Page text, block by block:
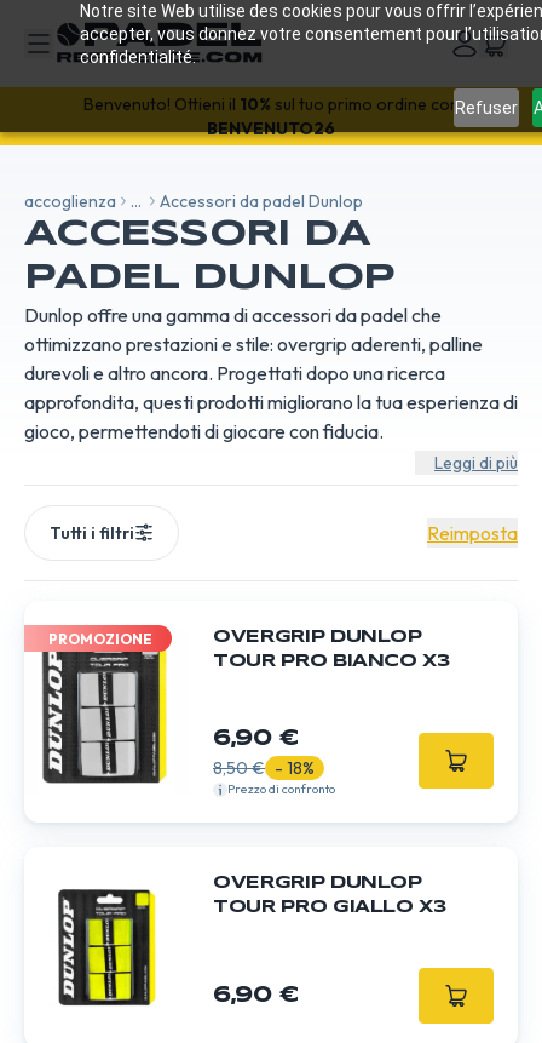
Notre site Web utilise des cookies pour vous offrir
accepter, vous donnez votre consentement pour
confidentialité.
Refuser
SALDI!-18% con il codice SALES18 🔥
accoglienza ... Accessori da padel Dunlop
ACCESSORI DA
PADEL DUNLOP
Dunlop offre una gamma di accessori da padel che
ottimizzano prestazioni e stile: overgrip aderenti, palline
durevoli e altro ancora. Progettati dopo una ricerca
approfondita, questi prodotti migliorano la tua esperienza di
gioco, permettendoti di giocare con fiducia.
Leggi di più
PROMOZIONE
OVERGRIP DUNLOP
TOUR PRO BIANCO X3
6,90 €
8,50 € - 18%
Prezzo di confronto
OVERGRIP DUNLOP
TOUR PRO GIALLO X3
6,90 €
Tutti i filtri Reimposta